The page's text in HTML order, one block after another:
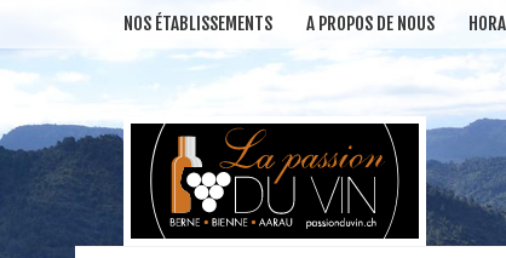
NOS ÉTABLISSEMENTS A PROPOS DE NOUS